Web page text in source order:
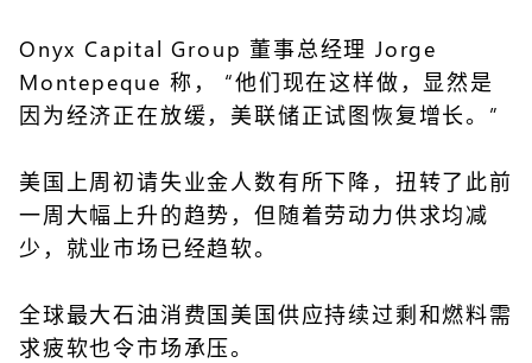
Onyx Capital Group 董事总经理 Jorge
Montepeque 称， “他们现在这样做，显然是
因为经济正在放缓，美联储正试图恢复增长。”
美国上周初请失业金人数有所下降，扭转了此前
一周大幅上升的趋势，但随着劳动力供求均减
少，就业市场已经趋软。
全球最大石油消费国美国供应持续过剩和燃料需
求疲软也令市场承压。